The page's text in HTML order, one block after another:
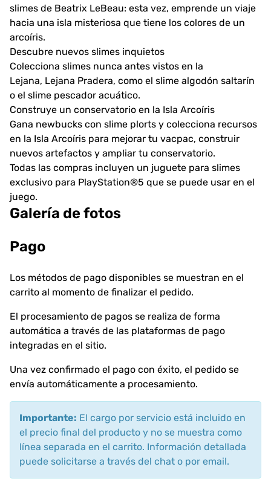
slimes de Beatrix LeBeau: esta vez, emprende un viaje
hacia una isla misteriosa que tiene los colores de un
arcoíris.
Descubre nuevos slimes inquietos
Colecciona slimes nunca antes vistos en la
Lejana, Lejana Pradera, como el slime algodón saltarín
o el slime pescador acuático.
Construye un conservatorio en la Isla Arcoíris
Gana newbucks con slime plorts y colecciona recursos
en la Isla Arcoíris para mejorar tu vacpac, construir
nuevos artefactos y ampliar tu conservatorio.
Todas las compras incluyen un juguete para slimes
exclusivo para PlayStation®5 que se puede usar en el
juego.
Galería de fotos
Pago
Los métodos de pago disponibles se muestran en el
carrito al momento de finalizar el pedido.
El procesamiento de pagos se realiza de forma
automática a través de las plataformas de pago
integradas en el sitio.
Una vez confirmado el pago con éxito, el pedido se
envía automáticamente a procesamiento.
Importante: El cargo por servicio está incluido en
el precio final del producto y no se muestra como
línea separada en el carrito. Información detallada
puede solicitarse a través del chat o por email.